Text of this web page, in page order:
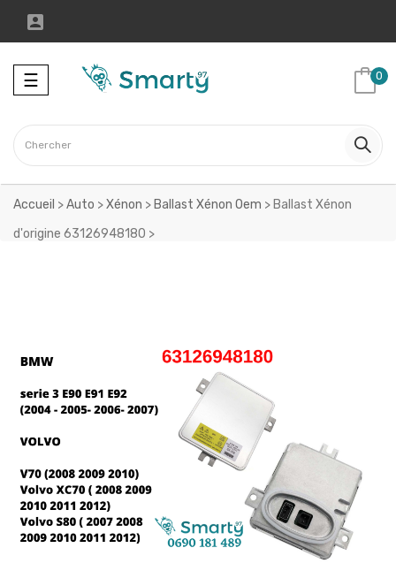

Toggle
navigation
☰ 0
Accueil >Auto >Xénon > Ballast Xénon Oem > Ballast Xénon
d'origine 63126948180 >